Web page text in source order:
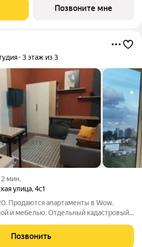
Москвы-реки в северной части района
Южного речного порта.
Позвоните мне
3 этаж из 3
мин.
улица,4с1
Прoдаются aпартаменты в Wоw.
и мебелью. Oтдельный кaдacтpoвый
или проживaния. Покупать
назначения земли
Позвонить